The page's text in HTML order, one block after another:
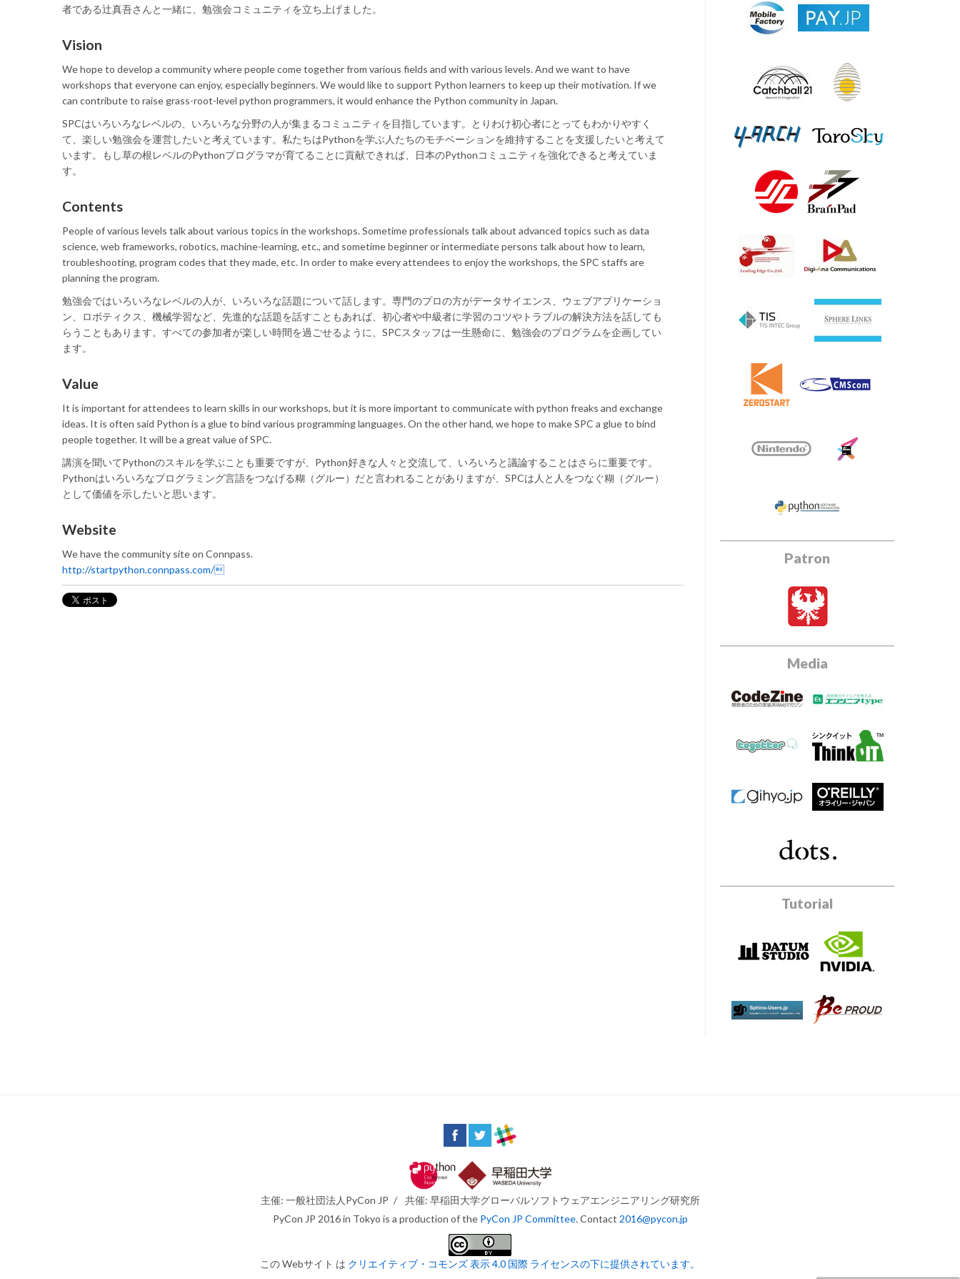
者である辻真吾さんと一緒に、勉強会コミュニティを立ち上げました。
Vision
We hope to develop a community where people come together from various fields and with various levels. And we want to have
workshops that everyone can enjoy, especially beginners. We would like to support Python learners to keep up their motivation. If we
can contribute to raise grass-root-level python programmers, it would enhance the Python community in Japan.
SPCはいろいろなレベルの、いろいろな分野の人が集まるコミュニティを目指しています。とりわけ初心者にとってもわかりやすく
て、楽しい勉強会を運営したいと考えています。私たちはPythonを学ぶ人たちのモチベーションを維持することを支援したいと考えて
います。もし草の根レベルのPythonプログラマが育てることに貢献できれば、日本のPythonコミュニティを強化できると考えていま
す。
Contents
People of various levels talk about various topics in the workshops. Sometime professionals talk about advanced topics such as data
science, web frameworks, robotics, machine-learning, etc., and sometime beginner or intermediate persons talk about how to learn,
troubleshooting, program codes that they made, etc. In order to make every attendees to enjoy the workshops, the SPC staffs are
planning the program.
勉強会ではいろいろなレベルの人が、いろいろな話題について話します。専門のプロの方がデータサイエンス、ウェブアプリケーショ
ン、ロボティクス、機械学習など、先進的な話題を話すこともあれば、初心者や中級者に学習のコツやトラブルの解決方法を話しても
らうこともあります。すべての参加者が楽しい時間を過ごせるように、SPCスタッフは一生懸命に、勉強会のプログラムを企画してい
ます。
Value
It is important for attendees to learn skills in our workshops, but it is more important to communicate with python freaks and exchange
ideas. It is often said Python is a glue to bind various programming languages. On the other hand, we hope to make SPC a glue to bind
people together. It will be a great value of SPC.
講演を聞いてPythonのスキルを学ぶことも重要ですが、Python好きな人々と交流して、いろいろと議論することはさらに重要です。
Pythonはいろいろなプログラミング言語をつなげる糊（グルー）だと言われることがありますが、SPCは人と人をつなぐ糊（グルー）
として価値を示したいと思います。
Website
We have the community site on Connpass.
http://startpython.connpass.com/
Patron
Media
Tutorial
主催: 一般社団法人PyCon JP /
共催: 早稲田大学グローバルソフトウェアエンジニアリング研究所
PyCon JP 2016 in Tokyo is a production of the PyCon JP Committee. Contact 2016@pycon.jp
この Webサイト は クリエイティブ・コモンズ 表示 4.0 国際 ライセンスの下に提供されています。